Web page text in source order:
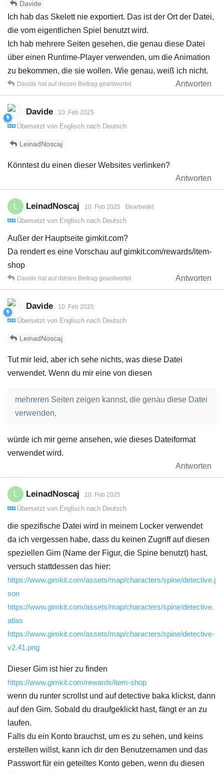
Davide
Ich hab das Skelett nie exportiert. Das ist der Ort der Datei,
die vom eigentlichen Spiel benutzt wird.
Ich hab mehrere Seiten gesehen, die genau diese Datei
über einen Runtime-Player verwenden, um die Animation
zu bekommen, die sie wollen. Wie genau, weiß ich nicht.
Antworten
Davide hat auf diesen Beitrag geantwortet.
Davide 10. Feb 2025
Übersetzt von Englisch nach Deutsch
LeinadNoscaj
Könntest du einen dieser Websites verlinken?
Antworten
LeinadNoscaj 10. Feb 2025 Bearbeitet
Übersetzt von Englisch nach Deutsch
Außer der Hauptseite gimkit.com?
Da rendert es eine Vorschau auf gimkit.com/rewards/item-
shop
Antworten
Davide hat auf diesen Beitrag geantwortet.
Davide 10. Feb 2025
Übersetzt von Englisch nach Deutsch
LeinadNoscaj
Tut mir leid, aber ich sehe nichts, was diese Datei
verwendet. Wenn du mir eine von diesen
mehreren Seiten zeigen kannst, die genau diese Datei
verwenden,
würde ich mir gerne ansehen, wie dieses Dateiformat
verwendet wird.
Antworten
LeinadNoscaj 10. Feb 2025
Übersetzt von Englisch nach Deutsch
die spezifische Datei wird in meinem Locker verwendet
da ich vergessen habe, dass du keinen Zugriff auf diesen
speziellen Gim (Name der Figur, die Spine benutzt) hast,
versuch stattdessen das hier:
https://www.gimkit.com/assets/map/characters/spine/detective.j
son
https://www.gimkit.com/assets/map/characters/spine/detective.
atlas
https://www.gimkit.com/assets/map/characters/spine/detective-
v2.41.png
Dieser Gim ist hier zu finden
https://www.gimkit.com/rewards/item-shop
wenn du runter scrollst und auf detective baka klickst, dann
auf den Gim. Sobald du draufgeklickt hast, fängt er an zu
laufen.
Falls du ein Konto brauchst, um es zu sehen, und keins
erstellen willst, kann ich dir den Benutzernamen und das
Passwort für ein geteiltes Konto geben, wenn du diesen